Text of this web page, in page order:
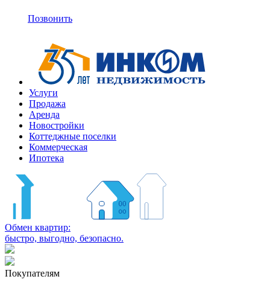
Позвонить
Услуги
Продажа
Аренда
Новостройки
Коттеджные поселки
Коммерческая
Ипотека
Обмен квартир:
быстро, выгодно, безопасно.
Покупателям